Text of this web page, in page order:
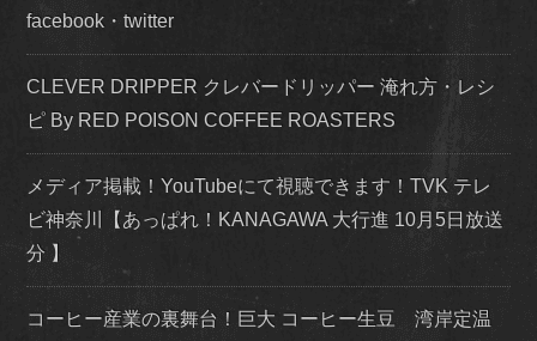
facebook・twitter
CLEVER DRIPPER クレバードリッパー 淹れ方・レシ
ピ By RED POISON COFFEE ROASTERS
メディア掲載！YouTubeにて視聴できます！TVK テレ
ビ神奈川【あっぱれ！KANAGAWA 大行進 10月5日放送
分 】
コーヒー産業の裏舞台！巨大 コーヒー生豆 湾岸定温